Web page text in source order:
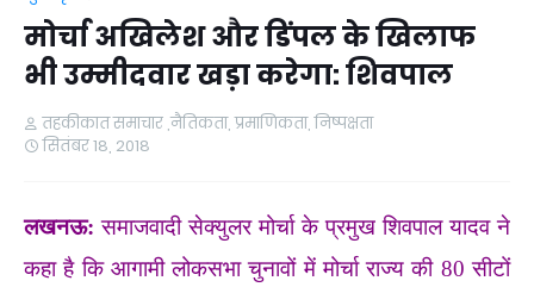
मोर्चा अखिलेश और डिंपल के खिलाफ
भी उम्मीदवार खड़ा करेगा: शिवपाल
तहकीकात समाचार ,नैतिकता, प्रमाणिकता, निष्पक्षता
सितंबर 18, 2018
लखनऊ: समाजवादी सेक्युलर मोर्चा के प्रमुख शिवपाल यादव ने
कहा है कि आगामी लोकसभा चुनावों में मोर्चा राज्य की 80 सीटों